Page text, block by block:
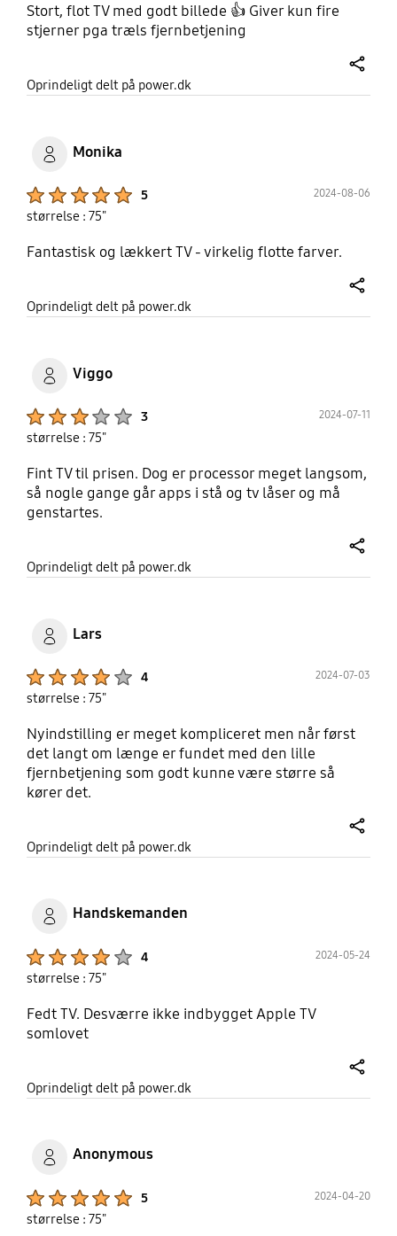
Stort, flot TV med godt billede 👍 Giver kun fire
stjerner pga træls fjernbetjening
Oprindeligt delt på power.dk
Monika
5 2024-08-06
størrelse : 75"
Fantastisk og lækkert TV - virkelig flotte farver.
Oprindeligt delt på power.dk
Viggo
3 2024-07-11
størrelse : 75"
Fint TV til prisen. Dog er processor meget langsom,
så nogle gange går apps i stå og tv låser og må
genstartes.
Oprindeligt delt på power.dk
Lars
4 2024-07-03
størrelse : 75"
Nyindstilling er meget kompliceret men når først
det langt om længe er fundet med den lille
fjernbetjening som godt kunne være større så
kører det.
Oprindeligt delt på power.dk
Handskemanden
4 2024-05-24
størrelse : 75"
Fedt TV. Desværre ikke indbygget Apple TV
somlovet
Oprindeligt delt på power.dk
Anonymous
5 2024-04-20
størrelse : 75"